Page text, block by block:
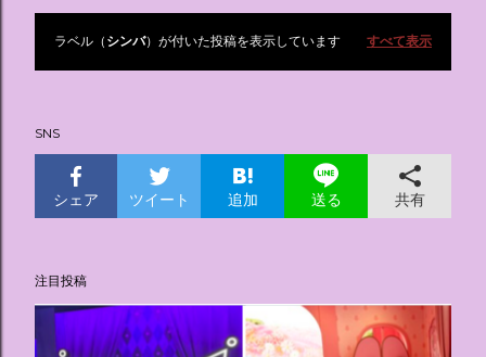
投ラベル（ シンバ）が付いた投稿を表示しています すべて表示
SNS
シェア ツイート 追加 送る 共有
注目投稿